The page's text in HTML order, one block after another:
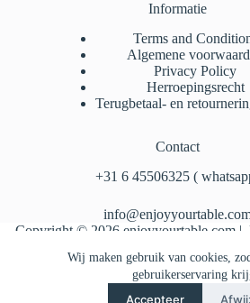
Wij maken gebruik van cookies,
gebruikerservaring
Accepteer
Informatie
Terms and
Algemene
Privacy Policy
Herroepingsrecht
Terugbetaal- en
Contact
‪+31 6 45506325‬ (
Copyright © 2026 enjoyyourtable.com